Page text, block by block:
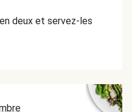
deux et servez-les